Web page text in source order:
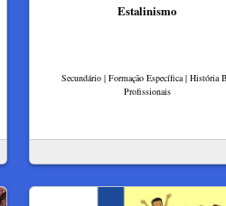
Estalinismo
Secundário | Formação Específica | História
Profissionais